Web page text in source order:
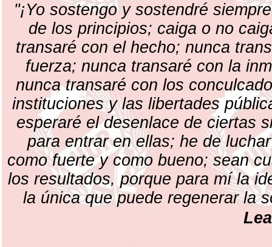
"¡Yo sostengo y sostendré
de los principios; caiga o no
transaré con el hecho; nunca
fuerza; nunca transaré con la
nunca transaré con los
instituciones y las libertades
esperaré el desenlace de ciertas
para entrar en ellas; he de
como fuerte y como bueno; sean
los resultados, porque para mí la
la única que puede regenerar la